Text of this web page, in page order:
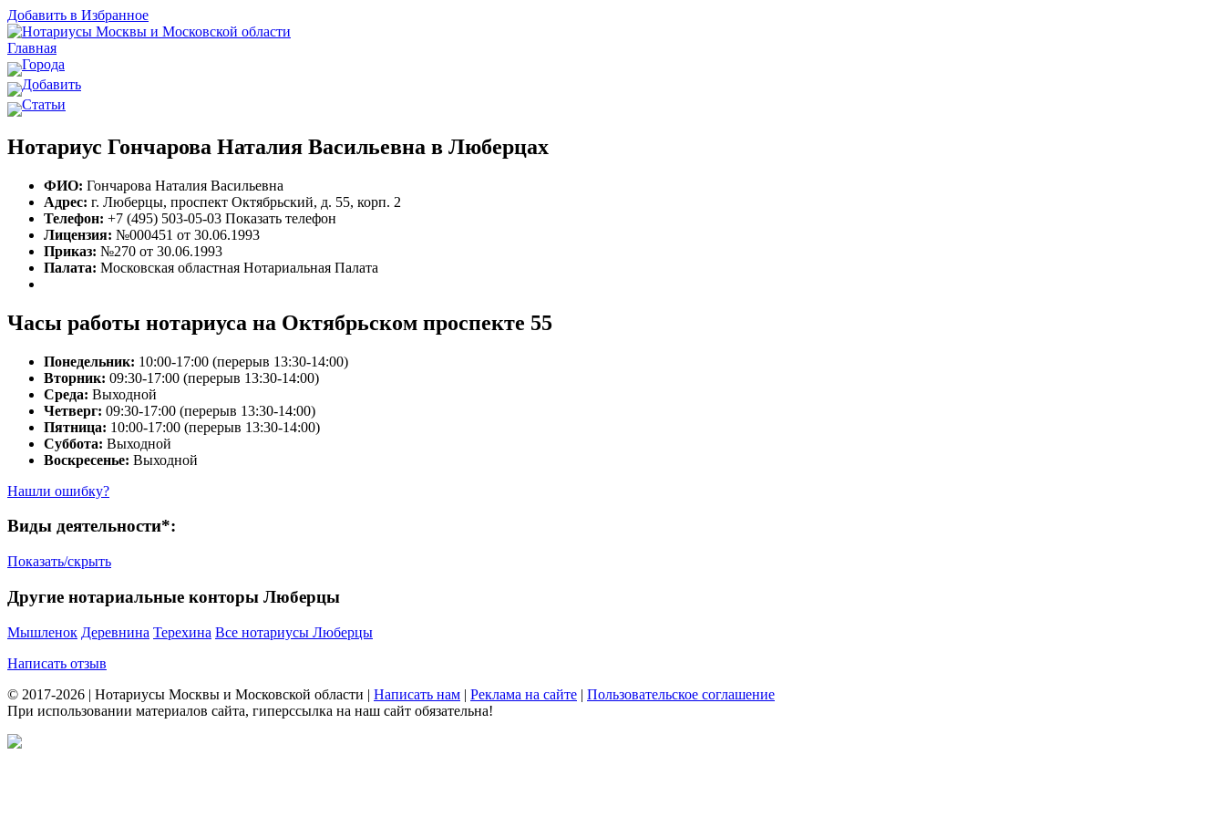
Добавить в Избранное
Главная
Города
Добавить
Статьи
Нотариус Гончарова Наталия Васильевна в Люберцах
ФИО: Гончарова Наталия Васильевна
Адрес: г. Люберцы, проспект Октябрьский, д. 55, корп. 2
Телефон: +7 (495) 503-05-03 Показать телефон
Лицензия: №000451 от 30.06.1993
Приказ: №270 от 30.06.1993
Палата: Московская областная Нотариальная Палата
Часы работы нотариуса на Октябрьском проспекте 55
Понедельник: 10:00-17:00 (перерыв 13:30-14:00)
Вторник: 09:30-17:00 (перерыв 13:30-14:00)
Среда: Выходной
Четверг: 09:30-17:00 (перерыв 13:30-14:00)
Пятница: 10:00-17:00 (перерыв 13:30-14:00)
Суббота: Выходной
Воскресенье: Выходной
Нашли ошибку?
Виды деятельности*:
Показать/скрыть
Другие нотариальные конторы Люберцы
Мышленок Деревнина Терехина Все нотариусы Люберцы
Написать отзыв
© 2017-2026 | Нотариусы Москвы и Московской области | Написать нам | Реклама на сайте | Пользовательское соглашение
При использовании материалов сайта, гиперссылка на наш сайт обязательна!